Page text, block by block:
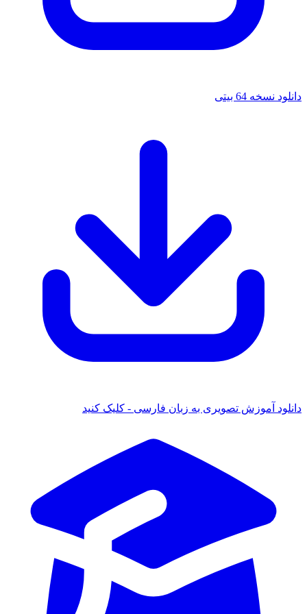
64 بیتی
آموزش تصویری به زبان فارسی - کلیک کنید